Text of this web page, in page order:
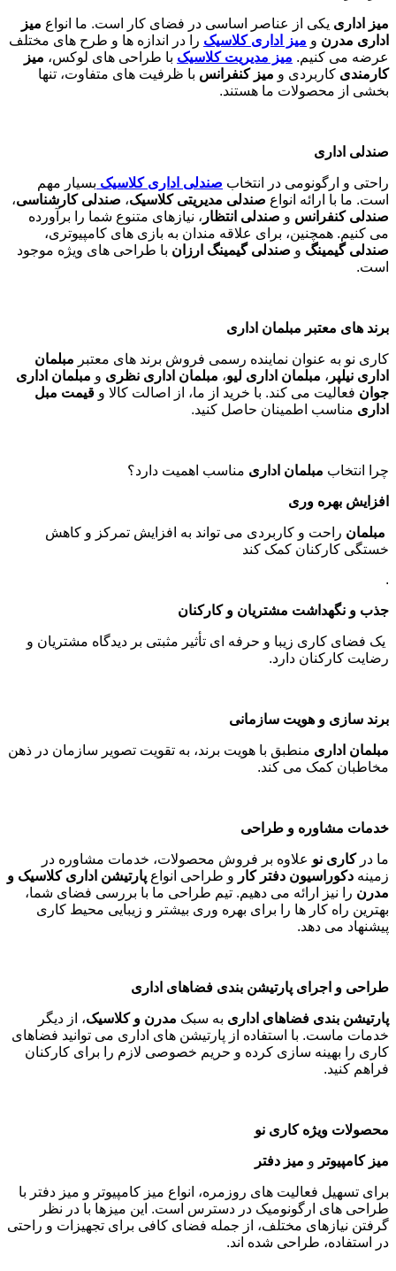
میز اداری یکی از عناصر اساسی در فضای کار است. ما انواع میز
اداری مدرن و میز اداری کلاسیک را در اندازه ها و طرح های مختلف
عرضه می کنیم. میز مدیریت کلاسیک با طراحی های لوکس، میز
کارمندی کاربردی و میز کنفرانس با ظرفیت های متفاوت، تنها
بخشی از محصولات ما هستند.
صندلی اداری
راحتی و ارگونومی در انتخاب صندلی اداری کلاسیک بسیار مهم
است. ما با ارائه انواع صندلی مدیریتی کلاسیک، صندلی کارشناسی،
صندلی کنفرانس و صندلی انتظار ، نیازهای متنوع شما را برآورده
می کنیم. همچنین، برای علاقه مندان به بازی های کامپیوتری،
صندلی گیمینگ و صندلی گیمینگ ارزان با طراحی های ویژه موجود
است.
برند های معتبر مبلمان اداری
کاری نو به عنوان نماینده رسمی فروش برند های معتبر مبلمان
اداری نیلپر ، مبلمان اداری لیو، مبلمان اداری نظری و مبلمان اداری
جوان فعالیت می کند. با خرید از ما، از اصالت کالا و قیمت مبل
اداری مناسب اطمینان حاصل کنید.
چرا انتخاب مبلمان اداری مناسب اهمیت دارد؟
افزایش بهره وری
مبلمان راحت و کاربردی می تواند به افزایش تمرکز و کاهش
خستگی کارکنان کمک کند
.
جذب و نگهداشت مشتریان و کارکنان
یک فضای کاری زیبا و حرفه ای تأثیر مثبتی بر دیدگاه مشتریان و
رضایت کارکنان دارد.
برند سازی و هویت سازمانی
مبلمان اداری منطبق با هویت برند، به تقویت تصویر سازمان در ذهن
مخاطبان کمک می کند.
خدمات مشاوره و طراحی
ما درکاری نو علاوه بر فروش محصولات، خدمات مشاوره در
زمینه دکوراسیون دفتر کار و طراحی انواع پارتیشن اداری کلاسیک و
مدرن را نیز ارائه می دهیم. تیم طراحی ما با بررسی فضای شما،
بهترین راه کار ها را برای بهره وری بیشتر و زیبایی محیط کاری
پیشنهاد می دهد.
طراحی و اجرای پارتیشن بندی فضاهای اداری
پارتیشن بندی فضاهای اداری به سبک مدرن و کلاسیک، از دیگر
خدمات ماست. با استفاده از پارتیشن های اداری می توانید فضاهای
کاری را بهینه سازی کرده و حریم خصوصی لازم را برای کارکنان
فراهم کنید.
محصولات ویژه کاری نو
میز کامپیوتر و میز دفتر
برای تسهیل فعالیت های روزمره، انواع میز کامپیوتر و میز دفتر با
طراحی های ارگونومیک در دسترس است. این میزها با در نظر
گرفتن نیازهای مختلف، از جمله فضای کافی برای تجهیزات و راحتی
در استفاده، طراحی شده اند.